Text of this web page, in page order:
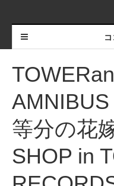
等分の花
SHOP in